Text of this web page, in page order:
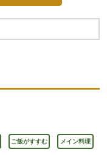
ご飯がすすむ メイン料理